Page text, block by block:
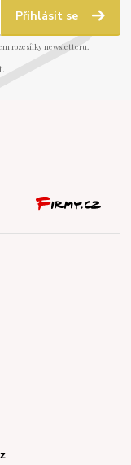
Přihlásit se
rozesílky newsletteru.